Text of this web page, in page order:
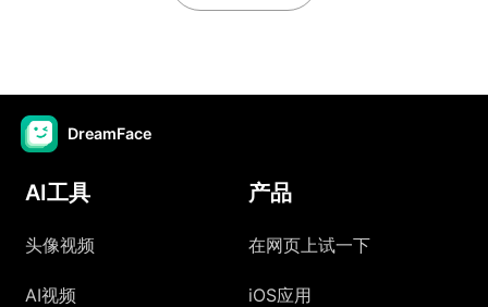
DreamFace
AI工具
头像视频
AI视频
产品
在网页上试一下
iOS应用